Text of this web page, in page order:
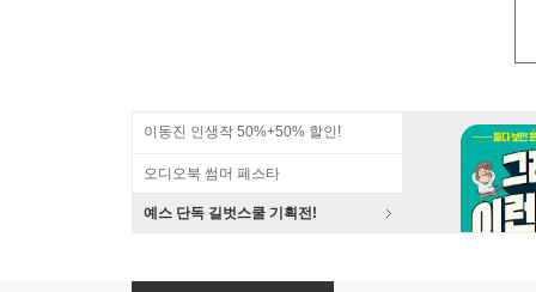
이동진 인생작 50%+50% 할인!
오디오북 썸머 페스타
예스 단독 길벗스쿨 기획전!